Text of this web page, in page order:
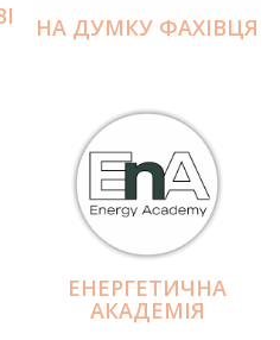
НА ДУМКУ ФАХІВЦЯ
ЕНЕРГЕТИЧНА
АКАДЕМІЯ